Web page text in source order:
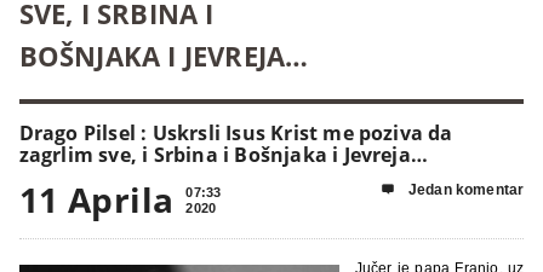
SVE, I SRBINA I
BOŠNJAKA I JEVREJA…
Drago Pilsel : Uskrsli Isus Krist me poziva da
zagrlim sve, i Srbina i Bošnjaka i Jevreja…
11 Aprila
07:33
2020
 Jedan komentar
Jučer je papa Franjo, uz